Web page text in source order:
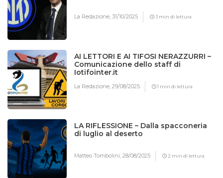
La Redazione,31/10/2025 3 min di lettura
AI LETTORI E AI TIFOSI NERAZZURRI –
Comunicazione dello staff di
Iotifointer.it
La Redazione,29/08/2025 1 min di lettura
LA RIFLESSIONE – Dalla spacconeria
di luglio al deserto
Matteo Tombolini,28/08/2025 2 min di lettura